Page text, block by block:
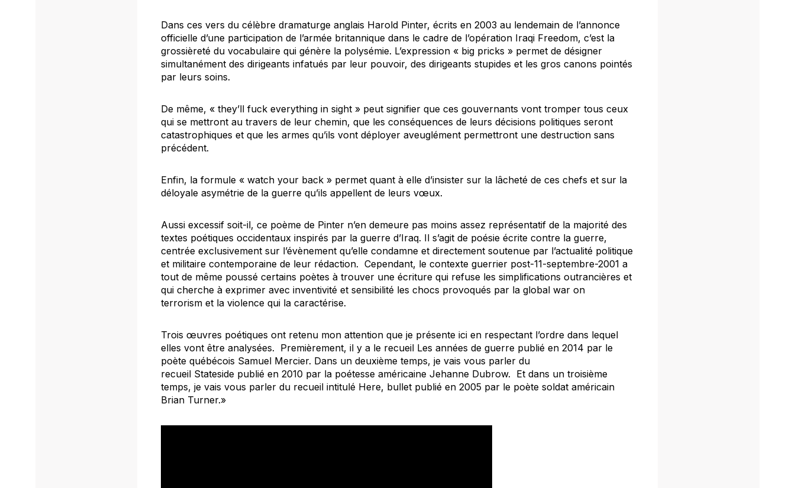
Dans ces vers du célèbre dramaturge anglais Harold Pinter, écrits en 2003 au lendemain de l’annonce
officielle d’une participation de l’armée britannique dans le cadre de l’opération Iraqi Freedom, c’est la
grossièreté du vocabulaire qui génère la polysémie. L’expression « big pricks » permet de désigner
simultanément des dirigeants infatués par leur pouvoir, des dirigeants stupides et les gros canons pointés
par leurs soins.
De même, « they’ll fuck everything in sight » peut signifier que ces gouvernants vont tromper tous ceux
qui se mettront au travers de leur chemin, que les conséquences de leurs décisions politiques seront
catastrophiques et que les armes qu’ils vont déployer aveuglément permettront une destruction sans
précédent.
Enfin, la formule « watch your back » permet quant à elle d’insister sur la lâcheté de ces chefs et sur la
déloyale asymétrie de la guerre qu’ils appellent de leurs vœux.
Aussi excessif soit-il, ce poème de Pinter n’en demeure pas moins assez représentatif de la majorité des
textes poétiques occidentaux inspirés par la guerre d’Iraq. Il s’agit de poésie écrite contre la guerre,
centrée exclusivement sur l’évènement qu’elle condamne et directement soutenue par l’actualité politique
et militaire contemporaine de leur rédaction. Cependant, le contexte guerrier post-11-septembre-2001 a
tout de même poussé certains poètes à trouver une écriture qui refuse les simplifications outrancières et
qui cherche à exprimer avec inventivité et sensibilité les chocs provoqués par la global war on
terrorism et la violence qui la caractérise.
Trois œuvres poétiques ont retenu mon attention que je présente ici en respectant l’ordre dans lequel
elles vont être analysées. Premièrement, il y a le recueil Les années de guerre publié en 2014 par le
poète québécois Samuel Mercier. Dans un deuxième temps, je vais vous parler du
recueil Stateside publié en 2010 par la poétesse américaine Jehanne Dubrow. Et dans un troisième
temps, je vais vous parler du recueil intitulé Here, bullet publié en 2005 par le poète soldat américain
Brian Turner.»